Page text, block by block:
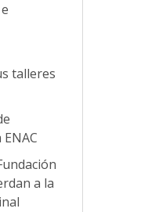
talleres
a la